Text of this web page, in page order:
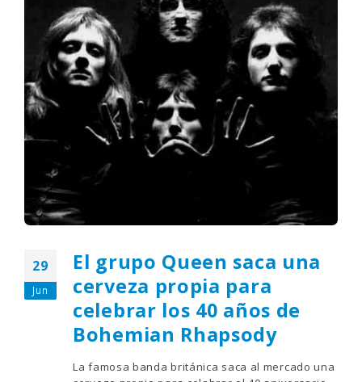
29
Jun
El grupo Queen saca una
cerveza propia para
celebrar los 40 años de
Bohemian Rhapsody
La famosa banda británica saca al mercado una